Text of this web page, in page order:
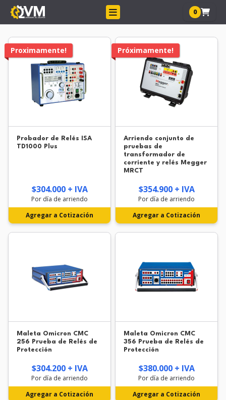
0
Probador de Relés ISA
TD1000 Plus
$304.000 + IVA
Por día de arriendo
Proximamente!
Agregar a Cotización
Arriendo conjunto de
pruebas de
transformador de
corriente y relés Megger
MRCT
$354.900 + IVA
Por día de arriendo
Próximamente!
Agregar a Cotización
Maleta Omicron CMC
256 Prueba de Relés de
Protección
$304.200 + IVA
Por día de arriendo
Agregar a Cotización
Maleta Omicron CMC
356 Prueba de Relés de
Protección
$380.000 + IVA
Por día de arriendo
Agregar a Cotización